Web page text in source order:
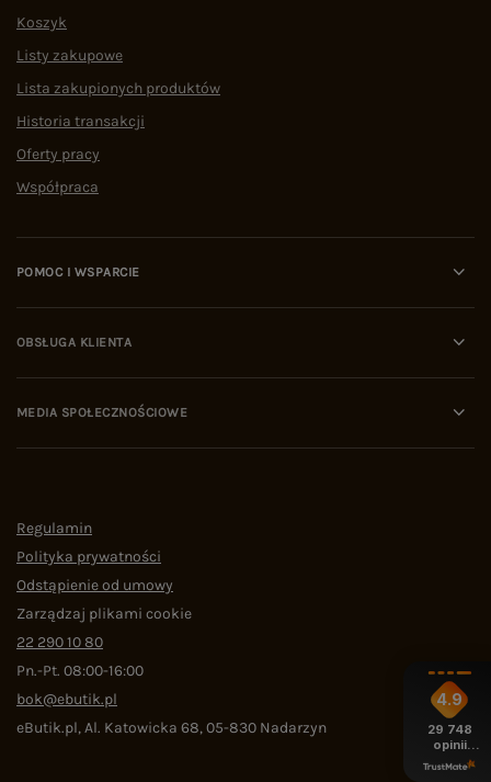
Koszyk
Listy zakupowe
Lista zakupionych produktów
Historia transakcji
Oferty pracy
Współpraca
POMOC I WSPARCIE
OBSŁUGA KLIENTA
MEDIA SPOŁECZNOŚCIOWE
Regulamin
Polityka prywatności
Odstąpienie od umowy
Zarządzaj plikami cookie
22 290 10 80
Pn.-Pt. 08:00-16:00
bok@ebutik.pl
eButik.pl,Al. Katowicka 68,05-830 Nadarzyn
4.9
29 748
opinii
z całego